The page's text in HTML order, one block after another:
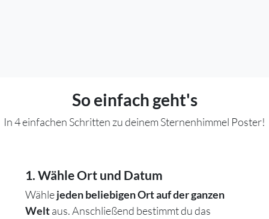
So einfach geht's
In 4 einfachen Schritten zu deinem Sternenhimmel Poster!
1. Wähle Ort und Datum
Wählejeden beliebigen Ort auf der ganzen
Weltaus. Anschließend bestimmt du das